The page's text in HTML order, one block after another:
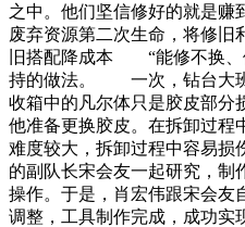
之中。他们坚信修好的就是赚
废弃资源第二次生命，将修
旧搭配降成本 “能修不换、
持的做法。 一次，钻台大班
收箱中的凡尔体只是胶皮部分
他准备更换胶皮。在拆卸过程
难度较大，拆卸过程中容易损
的副队长宋会友一起研究，制
操作。于是，肖宏伟跟宋会友
调整，工具制作完成，成功实